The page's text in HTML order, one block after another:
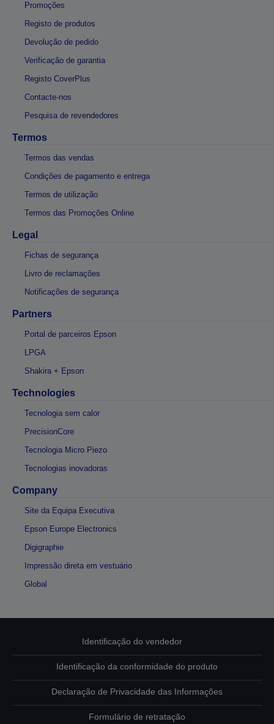
Promoções
Registo de produtos
Devolução de pedido
Verificação de garantia
Registo CoverPlus
Contacte-nos
Pesquisa de revendedores
Termos
Termos das vendas
Condições de pagamento e entrega
Termos de utilização
Termos das Promoções Online
Legal
Fichas de segurança
Livro de reclamações
Notificações de segurança
Partners
Portal de parceiros Epson
LPGA
Shakira + Epson
Technologies
Tecnologia sem calor
PrecisionCore
Tecnologia Micro Piezo
Tecnologias inovadoras
Company
Site da Equipa Executiva
Epson Europe Electronics
Digigraphie
Impressão direta em vestuário
Global
Identificação do vendedor
Identificação da conformidade do produto
Declaração de Privacidade das Informações
Formulário de retratação